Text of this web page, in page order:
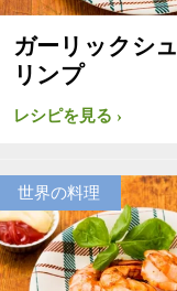
ガーリックシュ
リンプ
レシピを見る
世界の料理